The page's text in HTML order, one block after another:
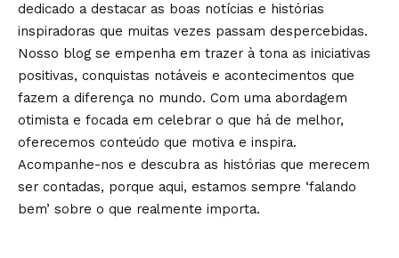
dedicado a destacar as boas notícias e histórias
inspiradoras que muitas vezes passam despercebidas.
Nosso blog se empenha em trazer à tona as iniciativas
positivas, conquistas notáveis e acontecimentos que
fazem a diferença no mundo. Com uma abordagem
otimista e focada em celebrar o que há de melhor,
oferecemos conteúdo que motiva e inspira.
Acompanhe-nos e descubra as histórias que merecem
ser contadas, porque aqui, estamos sempre ‘falando
bem’ sobre o que realmente importa.